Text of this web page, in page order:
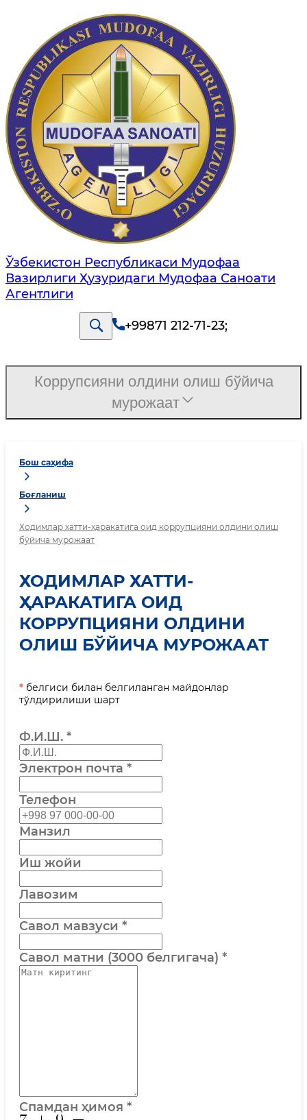
Ўзбекистон Республикаси Мудофаа
Вазирлиги Ҳузуридаги Мудофаа Саноати
Агентлиги
+99871 212-71-23;
Бош саҳифа
Боғланиш
Ходимлар хатти-ҳаракатига оид коррупцияни олдини олиш
бўйича мурожаат
ХОДИМЛАР ХАТТИ-
ҲАРАКАТИГА ОИД
КОРРУПЦИЯНИ ОЛДИНИ
ОЛИШ БЎЙИЧА МУРОЖААТ
* белгиси билан белгиланган майдонлар
тўлдирилиши шарт
Ф.И.Ш. *
Электрон почта *
Телефон
Манзил
Иш жойи
Лавозим
Савол мавзуси *
Савол матни (3000 белгигача) *
Спамдан ҳимоя *
Коррупсияни олдини олиш бўйича
мурожаат